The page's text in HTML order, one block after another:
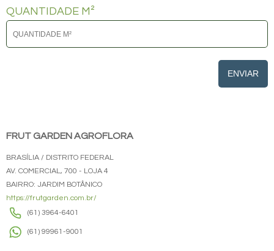
QUANTIDADE M²
ENVIAR
FRUT GARDEN AGROFLORA
BRASÍLIA / DISTRITO FEDERAL
AV. COMERCIAL, 700 - LOJA 4
BAIRRO: JARDIM BOTÂNICO
https://frutgarden.com.br/
(61) 3964-6401
(61) 99961-9001